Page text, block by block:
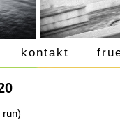
kontakt